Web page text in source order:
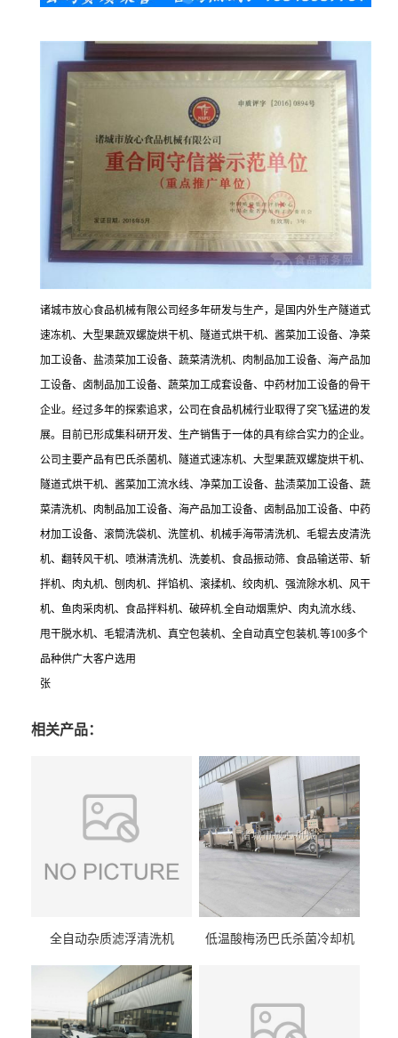
诸城市放心食品机械有限公司经多年研发与生产，是国内外生产隧道式
速冻机、大型果蔬双螺旋烘干机、隧道式烘干机、酱菜加工设备、净菜
加工设备、盐渍菜加工设备、蔬菜清洗机、肉制品加工设备、海产品加
工设备、卤制品加工设备、蔬菜加工成套设备、中药材加工设备的骨干
企业。经过多年的探索追求，公司在食品机械行业取得了突飞猛进的发
展。目前已形成集科研开发、生产销售于一体的具有综合实力的企业。
公司主要产品有巴氏杀菌机、隧道式速冻机、大型果蔬双螺旋烘干机、
隧道式烘干机、酱菜加工流水线、净菜加工设备、盐渍菜加工设备、蔬
菜清洗机、肉制品加工设备、海产品加工设备、卤制品加工设备、中药
材加工设备、滚筒洗袋机、洗筐机、机械手海带清洗机、毛辊去皮清洗
机、翻转风干机、喷淋清洗机、洗姜机、食品振动筛、食品输送带、斩
拌机、肉丸机、刨肉机、拌馅机、滚揉机、绞肉机、强流除水机、风干
机、鱼肉采肉机、食品拌料机、破碎机.全自动烟熏炉、肉丸流水线、
甩干脱水机、毛辊清洗机、真空包装机、全自动真空包装机.等100多个
品种供广大客户选用
张
相关产品：
全自动杂质滤浮清洗机 低温酸梅汤巴氏杀菌冷却机